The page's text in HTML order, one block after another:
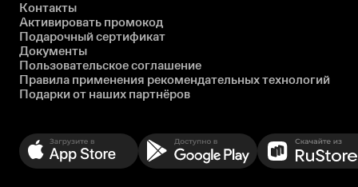
Контакты
Активировать промокод
Подарочный сертификат
Документы
Пользовательское соглашение
Правила применения рекомендательных технологий
Подарки от наших партнёров